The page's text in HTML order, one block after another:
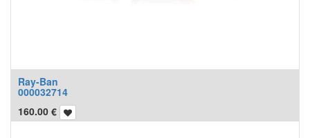
Ray-Ban
000032714
160.00 €